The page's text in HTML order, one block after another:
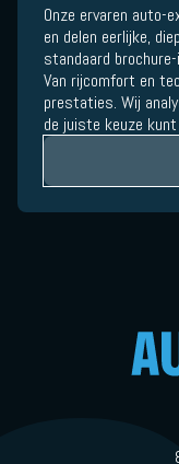
Onze ervaren auto-
en delen eerlijke,
standaard
Van rijcomfort en
prestaties. Wij
de juiste keuze kunt